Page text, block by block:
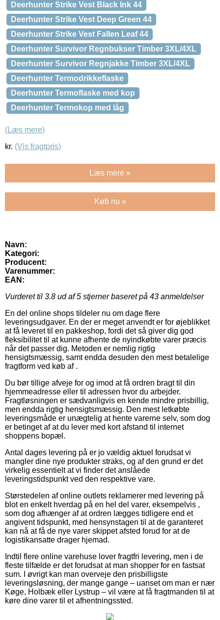
Deerhunter Strike Vest Black Ink 44
Deerhunter Strike Vest Deep Green 44
Deerhunter Strike Vest Fallen Leaf 44
Deerhunter Survivor Regnbukser Timber 3XL/4XL
Deerhunter Survivor Regnjakke Timber 3XL/4XL
Deerhunter Termodrikkeflaske
Deerhunter Termoflaske med kop
Deerhunter Termokop med låg
(Læs mere)
kr. (Vis fragtpris)
Læs mere »
Køb nu »
Navn:
Kategori:
Producent:
Varenummer:
EAN:
Vurderet til 3.8 ud af 5 stjerner baseret på 43 anmeldelser
En del online shops tildeler nu om dage flere
leveringsudgaver. En der er meget anvendt er for øjeblikket
at få leveret til en pakkeshop, fordi det så giver dig god
fleksibilitet til at kunne afhente de nyindkøbte varer præcis
når det passer dig. Metoden er nemlig rigtig
hensigtsmæssig, samt endda desuden den mest betalelige
fragtform ved køb af .
Du bør tillige afveje for og imod at få ordren bragt til din
hjemmeadresse eller til adressen hvor du arbejder.
Fragtløsningen er sædvanligvis en kende mindre prisbillig,
men endda rigtig hensigtsmæssig. Den mest letkøbte
leveringsmåde er unægtelig at hente varerne selv, som dog
er betinget af at du lever med kort afstand til internet
shoppens bopæl.
Antal dages levering på er jo vældig aktuel forudsat vi
mangler dine nye produkter straks, og af den grund er det
virkelig essentielt at vi finder det anslåede
leveringstidspunkt ved den respektive vare.
Størstedelen af online outlets reklamerer med levering på
blot en enkelt hverdag på en hel del varer, eksempelvis ,
som dog afhænger af at ordren lægges tidligere end et
angivent tidspunkt, med hensynstagen til at de garanteret
kan nå at få de nye varer skippet afsted forud for at de
logistikansatte drager hjemad.
Indtil flere online varehuse lover fragtfri levering, men i de
fleste tilfælde er det forudsat at man shopper for en fastsat
sum. I øvrigt kan man overveje den prisbilligste
leveringsløsning, der mange gange – uanset om man er nær
Køge, Holbæk eller Lystrup – vil være at få fragtmanden til at
køre dine varer til et afhentningssted.